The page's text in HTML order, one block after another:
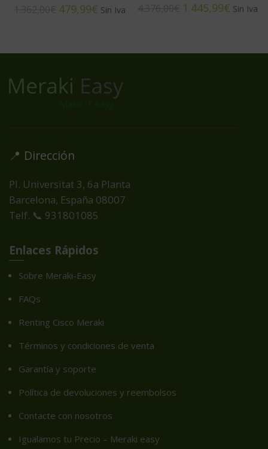
479,99€ 1.445,99€
📍 Dirección
Pl. Universitat 3, 6a Planta
Barcelona, España 08007
Telf. 📞 931801085
Enlaces Rápidos
Sobre Meraki-Easy
FAQs
Renting Cisco Meraki
Términos y condiciones de venta
Garantía y soporte
Política de devoluciones y reembolsos
Contacte con nosotros
Igualamos tu Precio – Meraki easy